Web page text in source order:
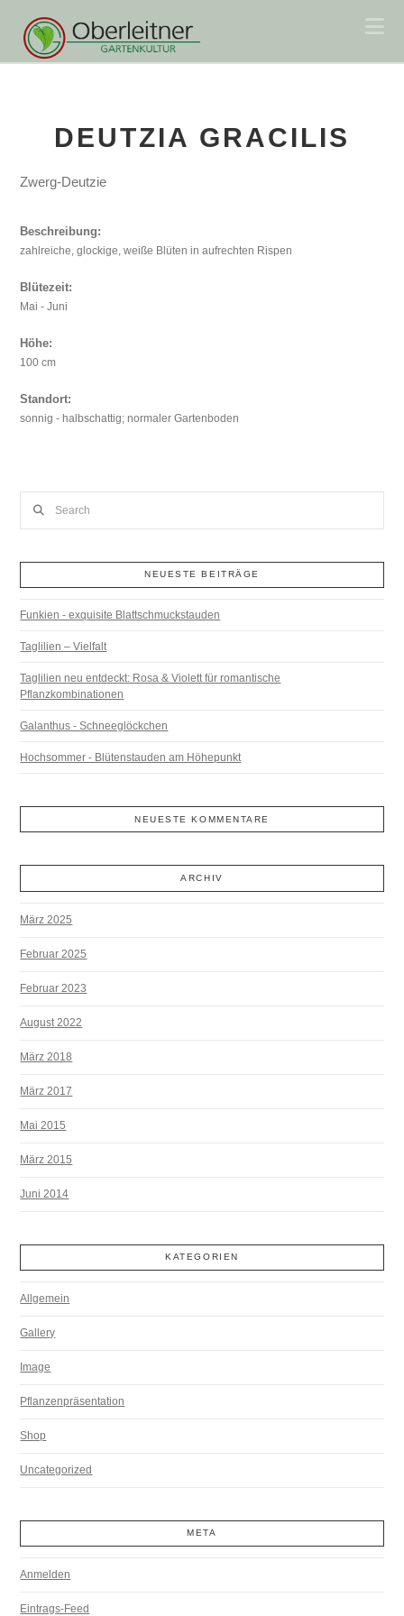
DEUTZIA GRACILIS
Zwerg-Deutzie
Beschreibung:
zahlreiche, glockige, weiße Blüten in aufrechten Rispen
Blütezeit:
Mai - Juni
Höhe:
100 cm
Standort:
sonnig - halbschattig; normaler Gartenboden
NEUESTE BEITRÄGE
Funkien - exquisite Blattschmuckstauden
Taglilien – Vielfalt
Taglilien neu entdeckt: Rosa & Violett für romantische
Pflanzkombinationen
Galanthus - Schneeglöckchen
Hochsommer - Blütenstauden am Höhepunkt
NEUESTE KOMMENTARE
ARCHIV
März 2025
Februar 2025
Februar 2023
August 2022
März 2018
März 2017
Mai 2015
März 2015
Juni 2014
KATEGORIEN
Allgemein
Gallery
Image
Pflanzenpräsentation
Shop
Uncategorized
META
Anmelden
Eintrags-Feed